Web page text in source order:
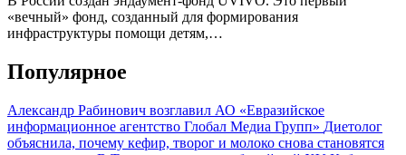
«вечный» фонд, созданный для формирования
инфраструктуры помощи детям,…
Популярное
Александр Рабинович возглавил АО «Евразийское
информационное агентство Глобал Медиа Групп» Диетолог
объяснила, почему кефир, творог и молоко снова становятся